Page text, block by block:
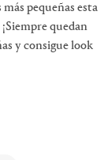
pequeñas esta
quedan
y consigue look